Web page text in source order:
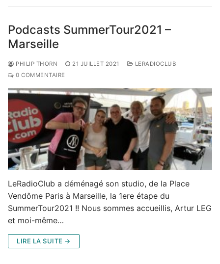
Podcasts SummerTour2021 –
Marseille
PHILIP THORN 21 JUILLET 2021
LERADIOCLUB
0 COMMENTAIRE
LeRadioClub a déménagé son studio, de la Place
Vendôme Paris à Marseille, la 1ere étape du
SummerTour2021 !! Nous sommes accueillis, Artur LEG
et moi-même…
LIRE LA SUITE →